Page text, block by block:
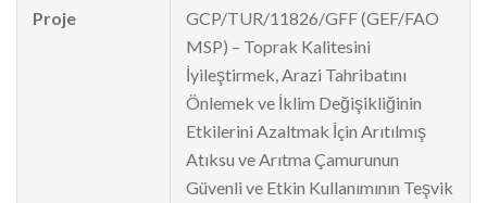
Proje
GCP/TUR/11826/GFF (GEF/FAO
MSP) – Toprak Kalitesini
İyileştirmek, Arazi Tahribatını
Önlemek ve İklim Değişikliğinin
Etkilerini Azaltmak İçin Arıtılmış
Atıksu ve Arıtma Çamurunun
Güvenli ve Etkin Kullanımının Teşvik